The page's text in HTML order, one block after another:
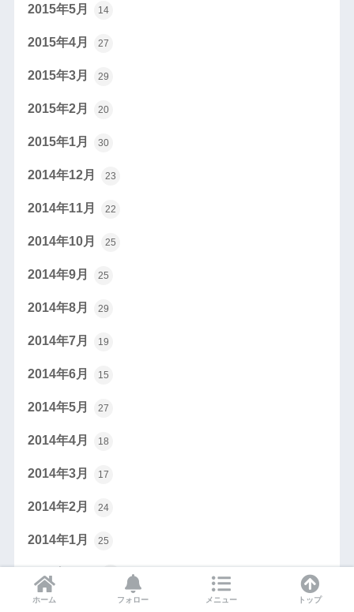
2015年5月 14
2015年4月 27
2015年3月 29
2015年2月 20
2015年1月 30
2014年12月 23
2014年11月 22
2014年10月 25
2014年9月 25
2014年8月 29
2014年7月 19
2014年6月 15
2014年5月 27
2014年4月 18
2014年3月 17
2014年2月 24
2014年1月 25
2013年12月
2013年11月
ホーム フォロー メニュー トップ